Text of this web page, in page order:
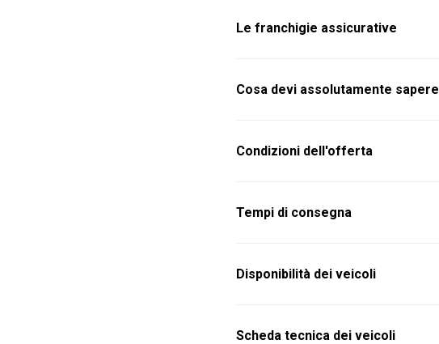
Le franchigie assicurative
Cosa devi assolutamente sapere
Condizioni dell'offerta
Tempi di consegna
Disponibilità dei veicoli
Scheda tecnica dei veicoli